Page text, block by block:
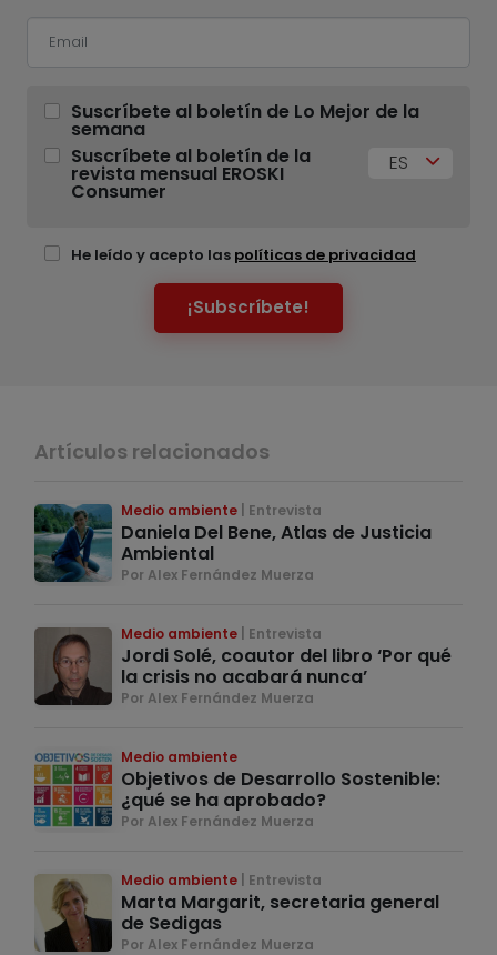
Suscríbete al boletín de Lo Mejor de la
semana
Suscríbete al boletín de la
revista mensual EROSKI
Consumer
ES
He leído y acepto las políticas de privacidad
¡Subscríbete!
Artículos relacionados
Medio ambiente Entrevista
Daniela Del Bene, Atlas de Justicia
Ambiental
Por Alex Fernández Muerza
Medio ambiente Entrevista
Jordi Solé, coautor del libro ‘Por qué
la crisis no acabará nunca’
Por Alex Fernández Muerza
Medio ambiente
Objetivos de Desarrollo Sostenible:
¿qué se ha aprobado?
Por Alex Fernández Muerza
Medio ambiente Entrevista
Marta Margarit, secretaria general
de Sedigas
Por Alex Fernández Muerza